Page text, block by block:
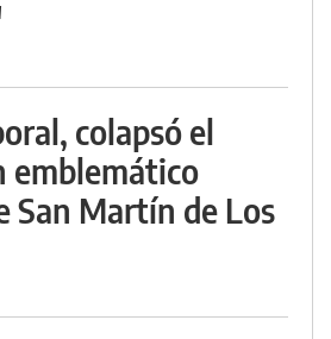
colapsó el
emblemático
San Martín de Los